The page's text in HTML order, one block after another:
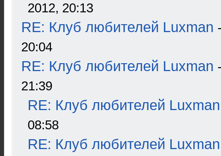
2012, 20:13
RE: Клуб любителей Luxman
20:04
RE: Клуб любителей Luxman
21:39
RE: Клуб любителей Luxman
08:58
RE: Клуб любителей Luxman